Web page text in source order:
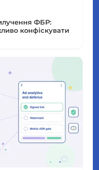
ФБР:
конфіскувати